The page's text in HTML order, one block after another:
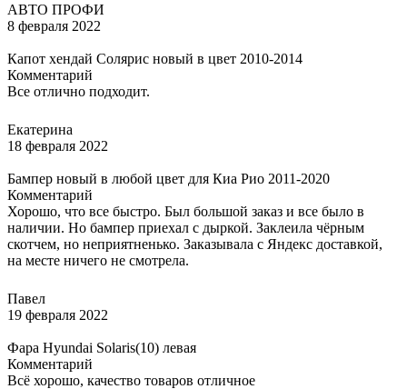
АВТО ПРОФИ
8 февраля 2022
Капот хендай Солярис новый в цвет 2010-2014
Комментарий
Все отлично подходит.
Екатерина
18 февраля 2022
Бампер новый в любой цвет для Киа Рио 2011-2020
Комментарий
Хорошо, что все быстро. Был большой заказ и все было в
наличии. Но бампер приехал с дыркой. Заклеила чёрным
скотчем, но неприятненько. Заказывала с Яндекс доставкой,
на месте ничего не смотрела.
Павел
19 февраля 2022
Фара Hyundai Solaris(10) левая
Комментарий
Всё хорошо, качество товаров отличное